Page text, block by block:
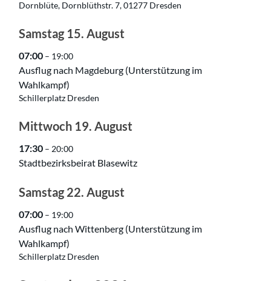
Dornblüte, Dornblüthstr. 7, 01277 Dresden
Samstag 15. August
07:00 – 19:00
Ausflug nach Magdeburg (Unterstützung im
Wahlkampf)
Schillerplatz Dresden
Mittwoch 19. August
17:30 – 20:00
Stadtbezirksbeirat Blasewitz
Samstag22. August
07:00 – 19:00
Ausflug nach Wittenberg (Unterstützung im
Wahlkampf)
Schillerplatz Dresden